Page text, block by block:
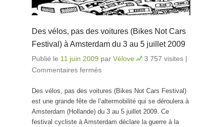
Des vélos, pas des voitures (Bikes Not Cars
Festival) à Amsterdam du 3 au 5 juillet 2009
Publié le 11 juin 2009 par Vélove 3 757 visites |
Commentaires fermés
Amsterdam du 3 au 5 juillet
2009
Des vélos, pas des voitures (Bikes Not Cars Festival)
est une grande fête de l’altermobilité qui se déroulera à
Amsterdam (Hollande) du 3 au 5 juillet 2009. Ce
festival cycliste à Amsterdam déclare la guerre à la